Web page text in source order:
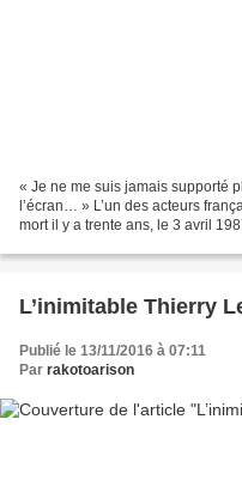
« Je ne me suis jamais supporté
l’écran… » L’un des acteurs
mort il y a trente ans, le 3 avril
L’inimitable Thierry
Publié le 13/11/2016 à 07:11
Par rakotoarison